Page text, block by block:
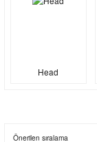
Head